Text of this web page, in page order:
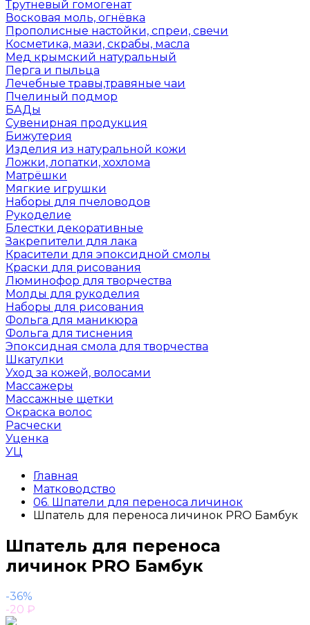
Трутневый гомогенат
Восковая моль, огнёвка
Прополисные настойки, спреи, свечи
Косметика, мази, скрабы, масла
Мед крымский натуральный
Перга и пыльца
Лечебные травы,травяные чаи
Пчелиный подмор
БАДы
Сувенирная продукция
Бижутерия
Изделия из натуральной кожи
Ложки, лопатки, хохлома
Матрёшки
Мягкие игрушки
Наборы для пчеловодов
Рукоделие
Блестки декоративные
Закрепители для лака
Красители для эпоксидной смолы
Краски для рисования
Люминофор для творчества
Молды для рукоделия
Наборы для рисования
Фольга для маникюра
Фольга для тиснения
Эпоксидная смола для творчества
Шкатулки
Уход за кожей, волосами
Массажеры
Массажные щетки
Окраска волос
Расчески
Уценка
УЦ
Главная
Матководство
06. Шпатели для переноса личинок
Шпатель для переноса личинок PRO Бамбук
Шпатель для переноса
личинок PRO Бамбук
-36%
-20 ₽